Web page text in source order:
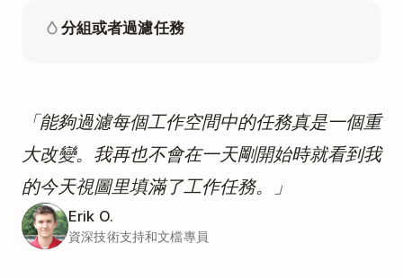
分組或者過濾任務
「能夠過濾每個工作空間中的任務真是一個重
大改變。我再也不會在一天剛開始時就看到我
的今天視圖里填滿了工作任務。」
Erik O.
資深技術支持和文檔專員